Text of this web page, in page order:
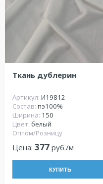
Ткань дублерин
Артикул: И19812
Состав: пэ100%
Ширина: 150
Цвет: белый
Оптом/Розницу
Цена: 377 руб./м
КУПИТЬ